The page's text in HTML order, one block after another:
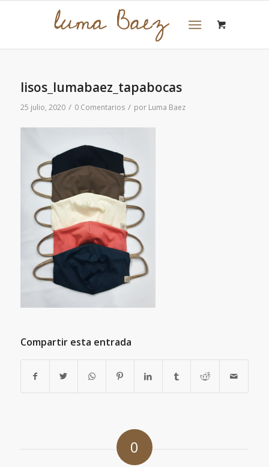
lisos_lumabaez_tapabocas
25 julio, 2020 / 0 Comentarios / por Luma Baez
Compartir esta entrada
0